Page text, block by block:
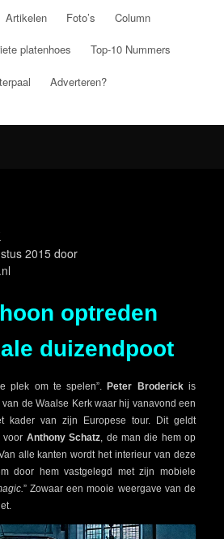
Artikelen Foto’s Column
platenhoes Top-10 Nummers
Adverteren?
2015 door
optreden
duizendpoot
plek om te spelen”.Peter Broderickis
de Waalse Kerk waar hij vanavond een
kader van zijn Europese tour. Dit geldt
voor Anthony Schatz , de man die hem op
alle kanten wordt het interieur van deze
door hem vastgelegd met zijn mobiele
” Zowaar een mooie weergave van de